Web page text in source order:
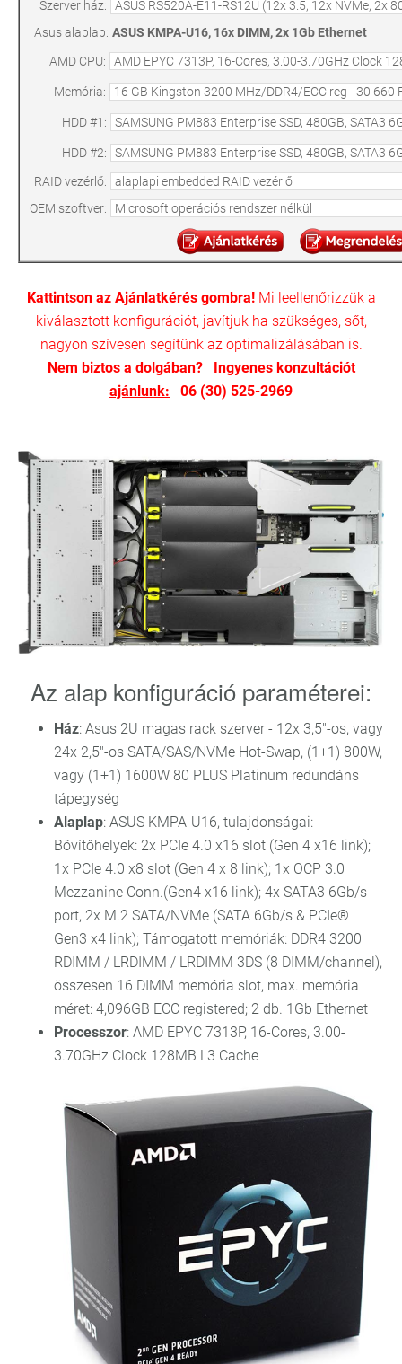
Szerver ház:
Asus alaplap: ASUS KMPA-U16, 16x DIMM, 2x 1Gb Ethernet
AMD CPU:
Memória:
HDD #1:
HDD #2:
RAID vezérlő:
OEM szoftver:
Kattintson az Ajánlatkérés gombra!Mi leellenőrizzük a
kiválasztott konfigurációt, javítjuk ha szükséges, sőt,
nagyon szívesen segítünk az optimalizálásában is.
Nem biztos a dolgában? Ingyenes konzultációt
ajánlunk: 06 (30) 525-2969
Az alap konfiguráció paraméterei:
Ház: Asus 2U magas rack szerver - 12x 3,5"-os, vagy
24x 2,5"-os SATA/SAS/NVMe Hot-Swap, (1+1) 800W,
vagy (1+1) 1600W 80 PLUS Platinum redundáns
tápegység
Alaplap: ASUS KMPA-U16, tulajdonságai:
Bővítőhelyek: 2x PCIe 4.0 x16 slot (Gen 4 x16 link);
1x PCIe 4.0 x8 slot (Gen 4 x 8 link); 1x OCP 3.0
Mezzanine Conn.(Gen4 x16 link); 4x SATA3 6Gb/s
port, 2x M.2 SATA/NVMe (SATA 6Gb/s & PCIe®
Gen3 x4 link); Támogatott memóriák: DDR4 3200
RDIMM / LRDIMM / LRDIMM 3DS (8 DIMM/channel),
összesen 16 DIMM memória slot, max. memória
méret: 4,096GB ECC registered; 2 db. 1Gb Ethernet
Processzor: AMD EPYC 7313P, 16-Cores, 3.00-
3.70GHz Clock 128MB L3 Cache